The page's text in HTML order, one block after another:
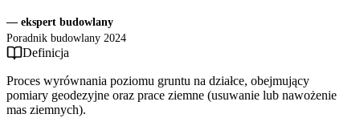
— ekspert budowlany
Poradnik budowlany 2024
Definicja
Proces wyrównania poziomu gruntu na działce, obejmujący
pomiary geodezyjne oraz prace ziemne (usuwanie lub nawożenie
mas ziemnych).